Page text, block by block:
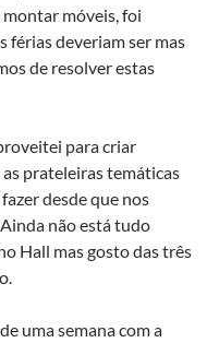
montar móveis, foi
férias deveriam ser mas
de resolver estas
para criar
prateleiras temáticas
desde que nos
não está tudo
Hall mas gosto das três
uma semana com a